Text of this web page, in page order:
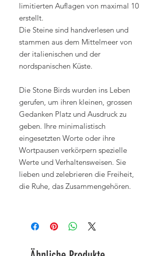
limitierten Auflagen von maximal 10
erstellt.
Die Steine sind handverlesen und
stammen aus dem Mittelmeer von
der italienischen und der
nordspanischen Küste.
Die Stone Birds wurden ins Leben
gerufen, um ihren kleinen, grossen
Gedanken Platz und Ausdruck zu
geben. Ihre minimalistisch
eingesetzten Worte oder ihre
Wortpausen verkörpern spezielle
Werte und Verhaltensweisen. Sie
lieben und zelebrieren die Freiheit,
die Ruhe, das Zusammengehören.